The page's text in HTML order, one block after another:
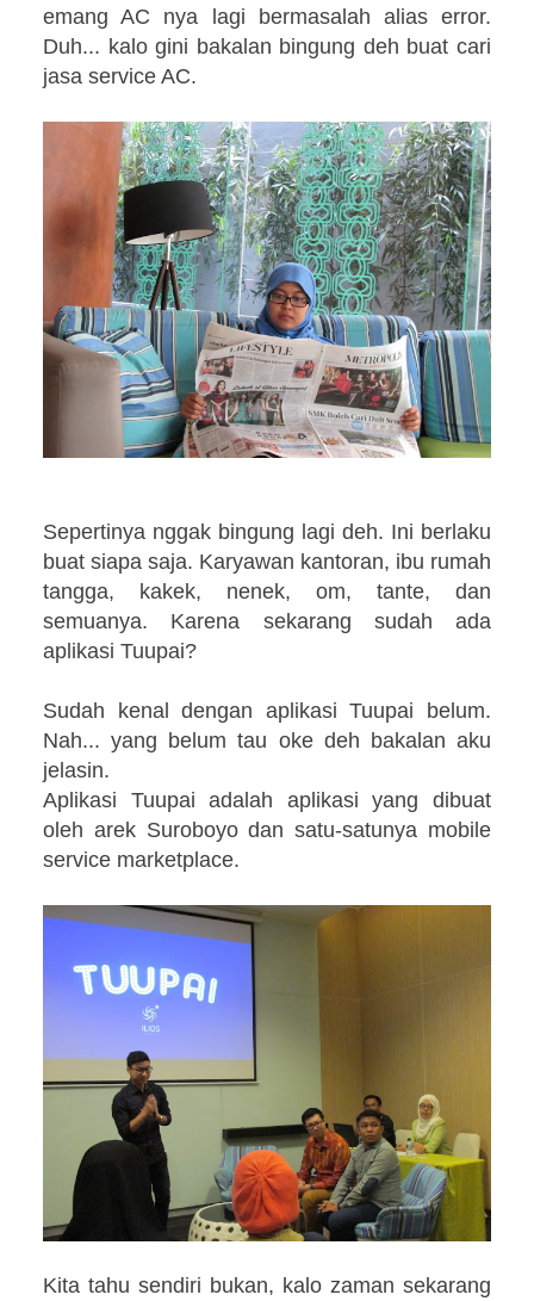
emang AC nya lagi bermasalah alias error.
Duh... kalo gini bakalan bingung deh buat cari
jasa service AC.
Sepertinya nggak bingung lagi deh. Ini berlaku
buat siapa saja. Karyawan kantoran, ibu rumah
tangga, kakek, nenek, om, tante, dan
semuanya. Karena sekarang sudah ada
aplikasi Tuupai?
Sudah kenal dengan aplikasi Tuupai belum.
Nah... yang belum tau oke deh bakalan aku
jelasin.
Aplikasi Tuupai adalah aplikasi yang dibuat
oleh arek Suroboyo dan satu-satunya mobile
service marketplace.
Kita tahu sendiri bukan, kalo zaman sekarang